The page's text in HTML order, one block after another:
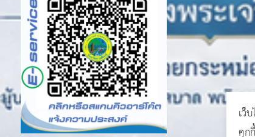
เว็
คุก